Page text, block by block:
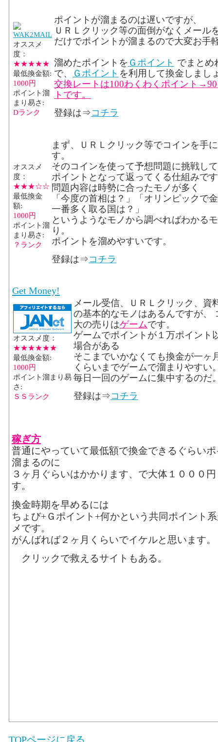
オススメ
度：
★★★★★
最低換金額:
1000円
ポイント溜
まり易さ:
Dランク
ポイントが溜まるのは遅いですが、
ＵＲＬクリック等の面倒がなくメール
だけでポイントが溜まるので大変お手
溜めたポイントを Ｇポイント でまとめ
で、
Ｇポイント を利用して換金しまし
交換レートは100わくわくポイント
トです。
登録は⇒ コチラ
オススメ
度：
★★★☆☆
最低換金
額:
1000円
ポイント溜
まり易さ:
？ランク
まず、ＵＲＬクリック等でコインを手
す。
そのコインを使って予想問題に挑戦し
ポイントとなって返ってくる仕組みで
問題内容は時勢に合ったモノが多く
「今度の首相は？」「オリンピックで
一番多く取る国は？」
というようなモノから調べればわかる
り。
ポイントを溜めやすいです。
登録は⇒ コチラ
Get Money!
オススメ度：
★★★★★★
最低換金額:
1000円
ポイント溜まり易
さ:
ＳＳランク
メール受信、ＵＲＬクリック、資
の基本的なモノはあるんですが、
大の売りはゲームです。
ゲームでポイントが１万ポイント
場合がある
そこまでいかなくても換金が一ヶ
くらいまでゲームで溜まりやすい
毎日一回のゲームに集中するのだ
登録は⇒ コチラ
稼ぎ方
普通にやっていて最低額で換金できるぐらい
溜まるのに
３ヶ月ぐらいはかかります、で大体１０００
す。
換金時期を早めるには
ちょび+Ｇポイント+何かという共同ポイント
メです。
がんばれば２ヶ月くらいでイケルと思います。
クリックで救えるサイトもある。
TOPページに戻る